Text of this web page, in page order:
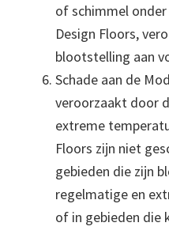
of schimmel
Design Floors,
blootstelling aan
Schade aan de
veroorzaakt door
extreme
Floors zijn niet
gebieden die zijn
regelmatige en
of in gebieden die